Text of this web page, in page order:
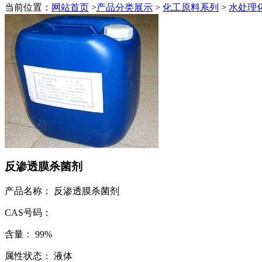
当前位置： 网站首页 >产品分类展示 > 化工原料系列 > 水处理
反渗透膜杀菌剂
产品名称： 反渗透膜杀菌剂
CAS号码：
含量： 99%
属性状态： 液体